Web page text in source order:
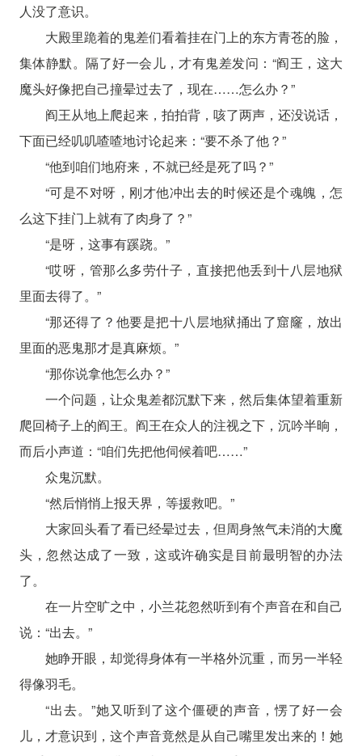
人没了意识。
大殿里跪着的鬼差们看着挂在门上的东方青苍的脸，
集体静默。隔了好一会儿，才有鬼差发问：“阎王，这大
魔头好像把自己撞晕过去了，现在……怎么办？”
阎王从地上爬起来，拍拍背，咳了两声，还没说话，
下面已经叽叽喳喳地讨论起来：“要不杀了他？”
“他到咱们地府来，不就已经是死了吗？”
“可是不对呀，刚才他冲出去的时候还是个魂魄，怎
么这下挂门上就有了肉身了？”
“是呀，这事有蹊跷。”
“哎呀，管那么多劳什子，直接把他丢到十八层地狱
里面去得了。”
“那还得了？他要是把十八层地狱捅出了窟窿，放出
里面的恶鬼那才是真麻烦。”
“那你说拿他怎么办？”
一个问题，让众鬼差都沉默下来，然后集体望着重新
爬回椅子上的阎王。阎王在众人的注视之下，沉吟半晌，
而后小声道：“咱们先把他伺候着吧……”
众鬼沉默。
“然后悄悄上报天界，等援救吧。”
大家回头看了看已经晕过去，但周身煞气未消的大魔
头，忽然达成了一致，这或许确实是目前最明智的办法
了。
在一片空旷之中，小兰花忽然听到有个声音在和自己
说：“出去。”
她睁开眼，却觉得身体有一半格外沉重，而另一半轻
得像羽毛。
“出去。”她又听到了这个僵硬的声音，愣了好一会
儿，才意识到，这个声音竟然是从自己嘴里发出来的！她